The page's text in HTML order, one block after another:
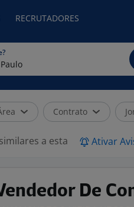
RECRUTADORES
Contrato
a esta Ativar
De